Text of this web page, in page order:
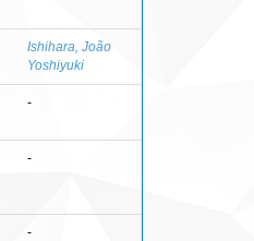
Ishihara, João
Yoshiyuki
-
-
-